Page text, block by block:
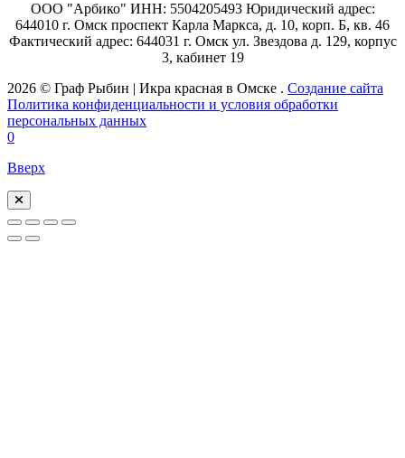
ООО "Арбико" ИНН: 5504205493 Юридический адрес:
644010 г. Омск проспект Карла Маркса, д. 10, корп. Б, кв. 46
Фактический адрес: 644031 г. Омск ул. Звездова д. 129, корпус
3, кабинет 19
2026 © Граф Рыбин | Икра красная в Омске . Создание сайта
Политика конфиденциальности и условия обработки
персональных данных
0
Вверх